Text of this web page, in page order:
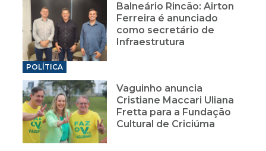
Balneário Rincão: Airton
Ferreira é anunciado
como secretário de
Infraestrutura
POLÍTICA
Vaguinho anuncia
Cristiane Maccari Uliana
Fretta para a Fundação
Cultural de Criciúma